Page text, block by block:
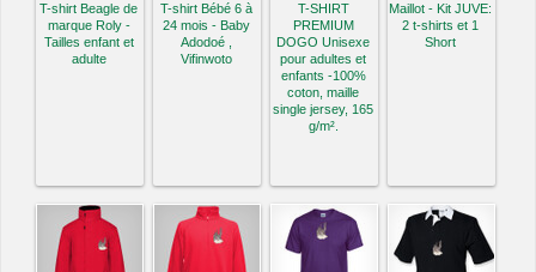
T-shirt Beagle de
marque Roly -
Tailles enfant et
adulte
T-shirt Bébé 6 à
24 mois - Baby
Adodoé ,
Vifinwoto
T-SHIRT
PREMIUM
DOGO Unisexe
pour adultes et
enfants -100%
coton, maille
single jersey, 165
g/m².
Maillot - Kit JUVE:
2 t-shirts et 1
Short